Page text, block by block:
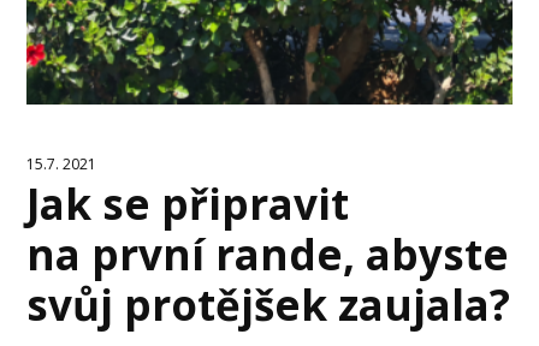
15.7. 2021
Jak se připravit
na první rande, abyste
svůj protějšek zaujala?